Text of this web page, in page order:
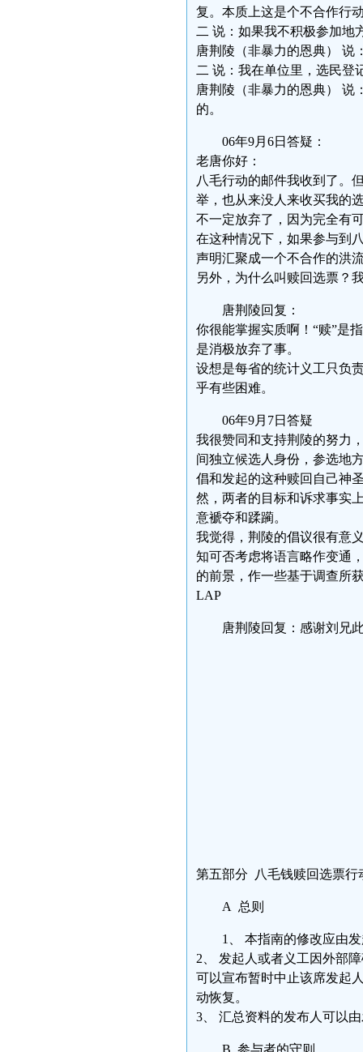
复。本质上这是个不合作行
二 说：如果我不积极参加地
唐荆陵（非暴力的恩典） 说
二 说：我在单位里，选民登
唐荆陵（非暴力的恩典） 说
的。
06年9月6日答疑：
老唐你好：
八毛行动的邮件我收到了。
举，也从来没人来收买我的
不一定放弃了，因为完全有
在这种情况下，如果参与到
声明汇聚成一个不合作的洪
另外，为什么叫赎回选票？
唐荆陵回复：
你很能掌握实质啊！“赎”是
是消极放弃了事。
设想是每省的统计义工只负
乎有些困难。
06年9月7日答疑
我很赞同和支持荆陵的努力
间独立候选人身份，参选地
倡和发起的这种赎回自己神
然，两者的目标和诉求事实
意褫夺和蹂躏。
我觉得，荆陵的倡议很有意
知可否考虑将语言略作变通
的前景，作一些基于调查所
LAP
唐荆陵回复：感谢刘兄
第五部分 八毛钱赎回选票行
A 总则
1、 本指南的修改应由
2、 发起人或者义工因外部
可以宣布暂时中止该席发起
动恢复。
3、 汇总资料的发布人可以
B 参与者的守则